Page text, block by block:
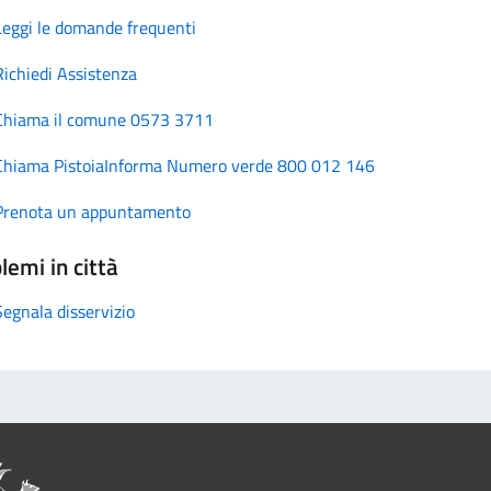
le domande frequenti
Assistenza
il comune 0573 3711
PistoiaInforma Numero verde 800 012 146
un appuntamento
in città
disservizio